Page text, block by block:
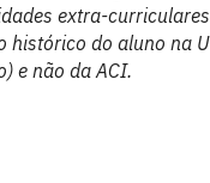
extra-
do aluno na
e não da ACI.